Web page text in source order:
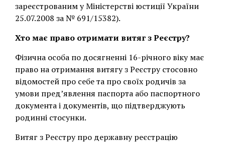
зареєстрованим у Міністерстві юстиції України
25.07.2008 за № 691/15382).
Хто має право отримати витяг з Реєстру?
Фізична особа по досягненні 16-річного віку має
право на отримання витягу з Реєстру стосовно
відомостей про себе та про своїх родичів за
умови пред’явлення паспорта або паспортного
документа і документів, що підтверджують
родинні стосунки.
Витяг з Реєстру про державну реєстрацію